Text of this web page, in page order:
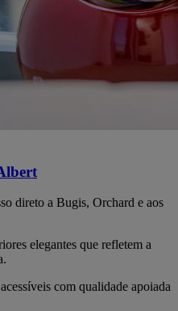
direto a Bugis, Orchard e aos
elegantes que refletem a
com qualidade apoiada